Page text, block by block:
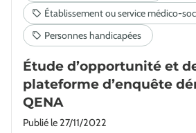
Étude d’opportunité et
plateforme d’enquête
QENA
Publié le 27/11/2022